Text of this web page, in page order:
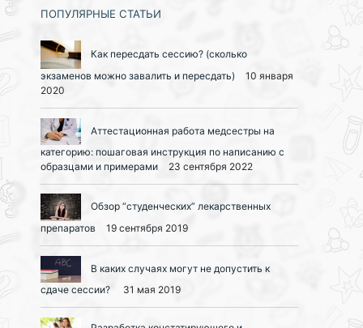
ПОПУЛЯРНЫЕ СТАТЬИ
Как пересдать сессию? (сколько
экзаменов можно завалить и пересдать)
10 января
2020
Аттестационная работа медсестры на
категорию: пошаговая инструкция по написанию с
образцами и примерами
23 сентября 2022
Обзор “студенческих” лекарственных
препаратов
19 сентября 2019
В каких случаях могут не допустить к
сдаче сессии?
31 мая 2019